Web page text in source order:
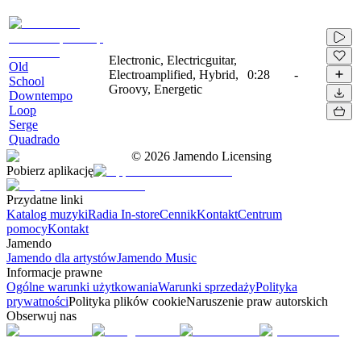
Old
School
Downtempo
Loop
Serge
Quadrado
Electronic, Electricguitar,
Electroamplified, Hybrid,
Groovy, Energetic
0:28 -
© 2026 Jamendo Licensing
Pobierz aplikację
Przydatne linki
Katalog muzykiRadia In-storeCennikKontaktCentrum
pomocyKontakt
Jamendo
Jamendo dla artystówJamendo Music
Informacje prawne
Ogólne warunki użytkowaniaWarunki sprzedażyPolityka
prywatnościPolityka plików cookieNaruszenie praw autorskich
Obserwuj nas